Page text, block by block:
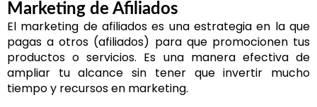
Marketing de Afiliados
El marketing de afiliados es una estrategia en la que
pagas a otros (afiliados) para que promocionen tus
productos o servicios. Es una manera efectiva de
ampliar tu alcance sin tener que invertir mucho
tiempo y recursos en marketing.